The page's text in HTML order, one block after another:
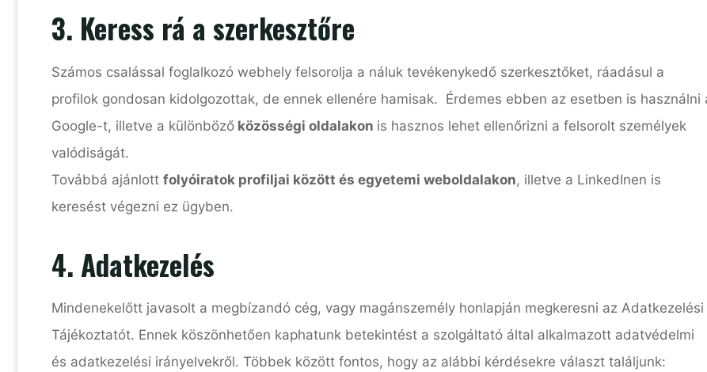
3. Keress rá a szerkesztőre
Számos csalással foglalkozó webhely felsorolja a náluk tevékenykedő szerkesztőket, ráadásul a
profilok gondosan kidolgozottak, de ennek ellenére hamisak. Érdemes ebben az esetben is használni
Google-t, illetve a különbözőközösségi oldalakon is hasznos lehet ellenőrizni a felsorolt személyek
valódiságát.
Továbbá ajánlott folyóiratok profiljai között és egyetemi weboldalakon, illetve a LinkedInen is
keresést végezni ez ügyben.
4. Adatkezelés
Mindenekelőtt javasolt a megbízandó cég, vagy magánszemély honlapján megkeresni az Adatkezelési
Tájékoztatót. Ennek köszönhetően kaphatunk betekintést a szolgáltató által alkalmazott adatvédelmi
és adatkezelési irányelvekről. Többek között fontos, hogy az alábbi kérdésekre választ találjunk: